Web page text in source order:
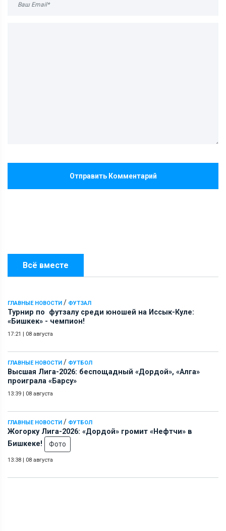
Всё вместе
ГЛАВНЫЕ НОВОСТИ / ФУТЗАЛ
Турнир по футзалу среди юношей на Иссык-Куле:
«Бишкек» - чемпион!
17:21 | 08 августа
ГЛАВНЫЕ НОВОСТИ / ФУТБОЛ
Высшая Лига-2026: беспощадный «Дордой», «Алга»
проиграла «Барсу»
13:39 | 08 августа
ГЛАВНЫЕ НОВОСТИ / ФУТБОЛ
Жогорку Лига-2026: «Дордой» громит «Нефтчи» в
Бишкеке!
Фото
13:38 | 08 августа
Отправить Комментарий